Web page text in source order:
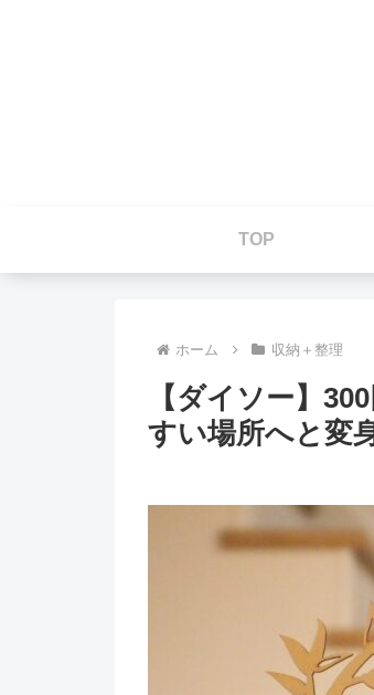
TOP
ホーム 収納＋整理
【ダイソー】
すい場所へと変